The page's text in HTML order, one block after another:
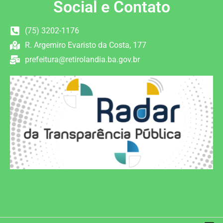
Social e Contato
(75) 3202-1176
R. Argemiro Evaristo da Costa, 177
prefeitura@retirolandia.ba.gov.br